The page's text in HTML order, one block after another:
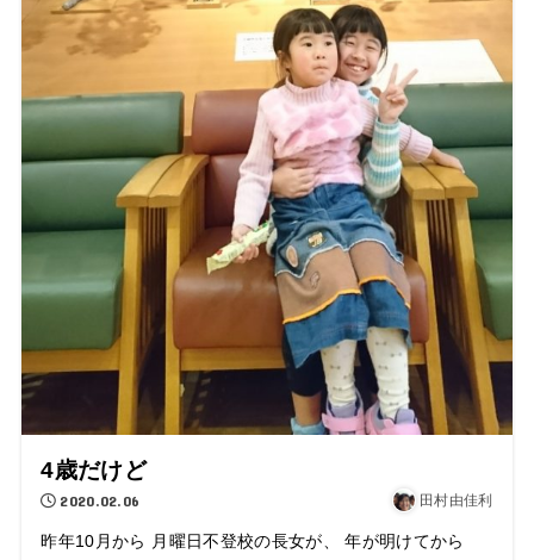
4歳だけど
2020.02.06 田村由佳利
昨年10月から 月曜日不登校の長女が、 年が明けてから